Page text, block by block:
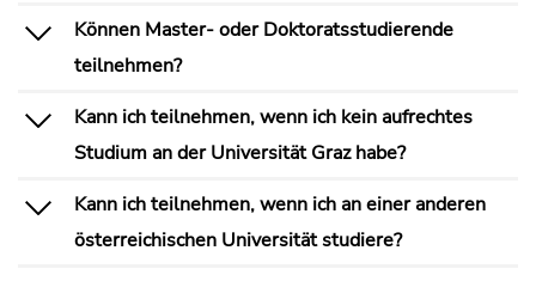
Können Master- oder Doktoratsstudierende
teilnehmen?
Kann ich teilnehmen, wenn ich kein aufrechtes
Studium an der Universität Graz habe?
Kann ich teilnehmen, wenn ich an einer anderen
österreichischen Universität studiere?